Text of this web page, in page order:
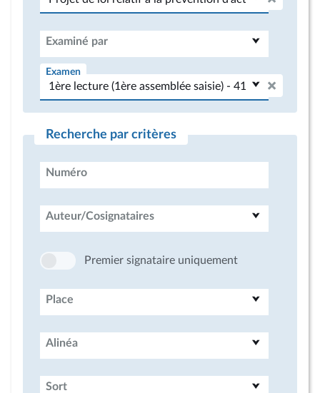
Examiné par
Examen
Recherche par critères
Numéro
Auteur/Cosignataires
Premier signataire uniquement
Place
Alinéa
Sort